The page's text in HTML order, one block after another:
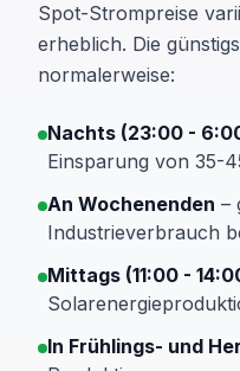
Spot-Strompreise
erheblich. Die
normalerweise:
Nachts (23:00 -
Einsparung von 35-
An Wochenenden –
Industrieverbrauch
Mittags (11:00 -
In Frühlings- und